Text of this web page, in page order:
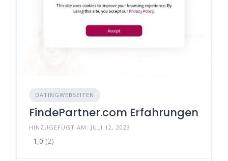
DATINGWEBSEITEN
FindePartner.com Erfahrungen
HINZUGEFÜGT AM: JULI 12, 2023
1,0 (2)